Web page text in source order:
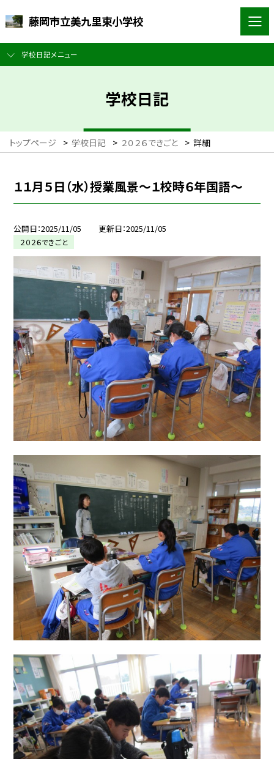
藤岡市立美九里東小学校
学校日記メニュー
学校日記
トップページ > 学校日記 > ２０２６できごと > 詳細
１１月５日（水）授業風景～１校時６年国語～
公開日 2025/11/05 更新日 2025/11/05
２０２６できごと